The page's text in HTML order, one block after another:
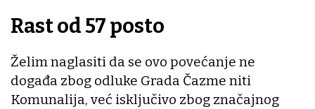
Rast od 57 posto
Želim naglasiti da se ovo povećanje ne
događa zbog odluke Grada Čazme niti
Komunalija, već isključivo zbog značajnog